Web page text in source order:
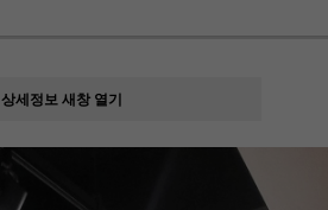
상세정보 새창 열기